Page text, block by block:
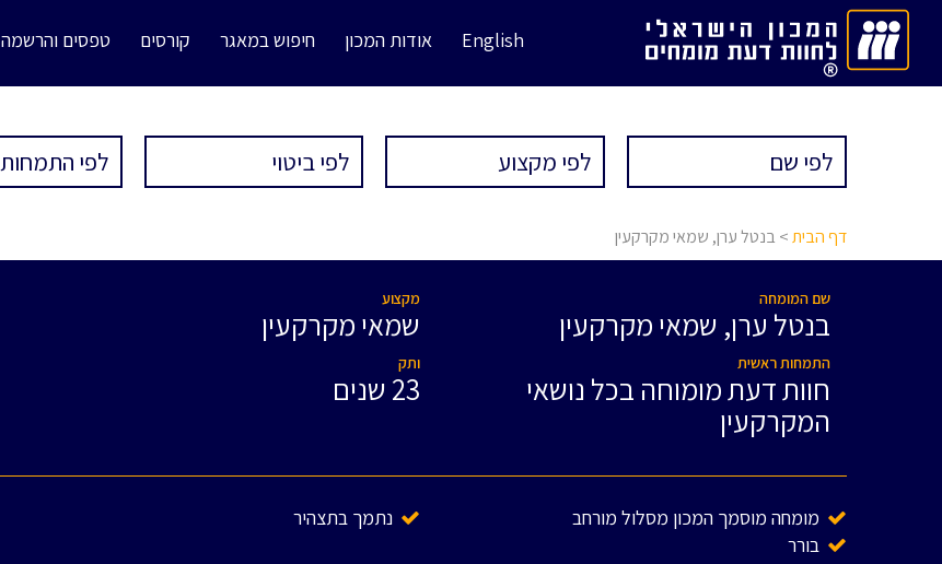
English אודות המכון חיפוש במאגר קורסים טפסים והרשמה
דף הבית> בנטל ערן, שמאי מקרקעין
שם המומחה
בנטל ערן, שמאי מקרקעין
התמחות ראשית
חוות דעת מומוחה בכל נושאי
המקרקעין
מקצוע
שמאי מקרקעין
ותק
23 שנים
מומחה מוסמך המכון מסלול מורחב
בורר
נתמך בתצהיר